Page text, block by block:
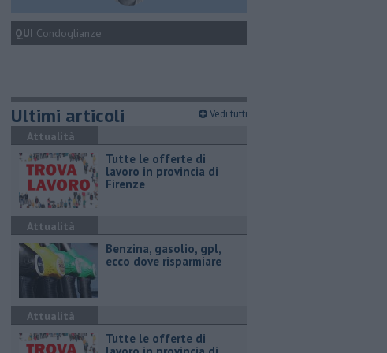
QUI Condoglianze
Ultimi articoli Vedi tutti
Attualità
​Tutte le offerte di
lavoro in provincia di
Firenze
Attualità
​Benzina, gasolio, gpl,
ecco dove risparmiare
Attualità
​Tutte le offerte di